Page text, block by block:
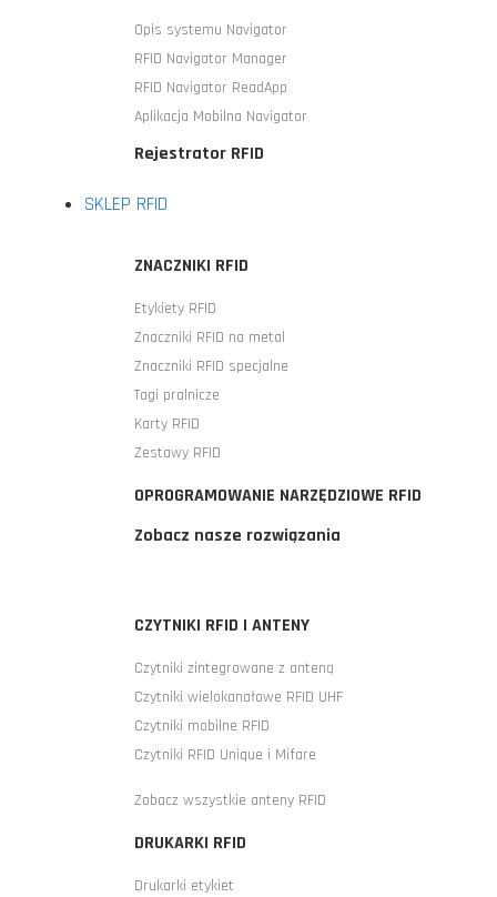
Opis systemu Navigator
RFID Navigator Manager
RFID Navigator ReadApp
Aplikacja Mobilna Navigator
Rejestrator RFID
SKLEP RFID
ZNACZNIKI RFID
Etykiety RFID
Znaczniki RFID na metal
Znaczniki RFID specjalne
Tagi pralnicze
Karty RFID
Zestawy RFID
OPROGRAMOWANIE NARZĘDZIOWE RFID
Zobacz nasze rozwiązania
CZYTNIKI RFID I ANTENY
Czytniki zintegrowane z anteną
Czytniki wielokanałowe RFID UHF
Czytniki mobilne RFID
Czytniki RFID Unique i Mifare
Zobacz wszystkie anteny RFID
DRUKARKI RFID
Drukarki etykiet